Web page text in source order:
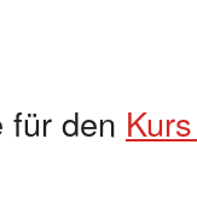
für den